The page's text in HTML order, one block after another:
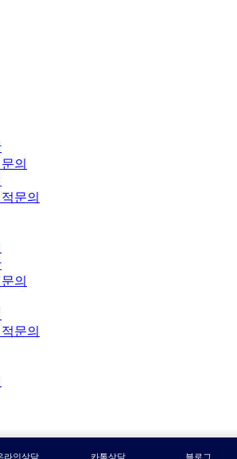
의
문의
의
문의
라인상담 카톡상담 블로그